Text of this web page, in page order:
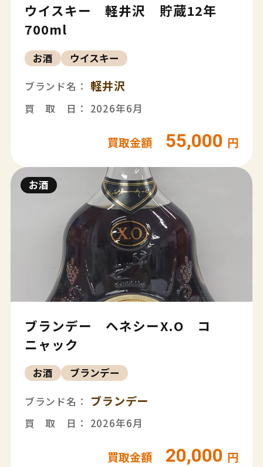
ウイスキー 軽井沢 貯蔵12年
700ml
お酒 ウイスキー
ブランド名： 軽井沢
買 取 日： 2026年6月
買取金額 55,000 円
お酒
ブランデー ヘネシーX.O コ
ニャック
お酒 ブランデー
ブランド名： ブランデー
買 取 日： 2026年6月
買取金額 20,000 円